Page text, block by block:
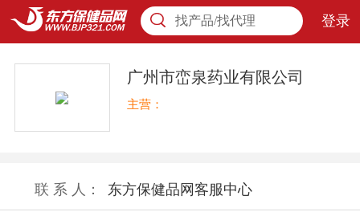
找产品/找代理 登录
广州市峦泉药业有限公司
主营：
联 系 人： 东方保健品网客服中心